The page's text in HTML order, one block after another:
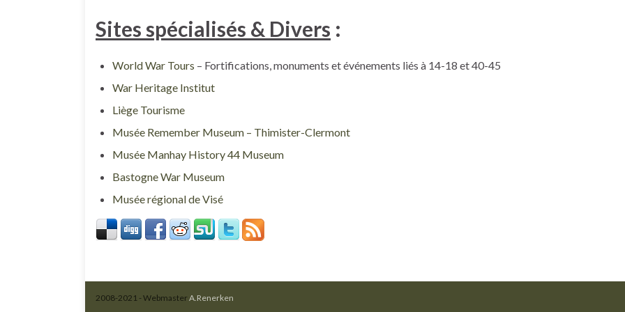
Sites spécialisés & Divers :
World War Tours – Fortifications, monuments et événements liés à 14-18 et 40-45
War Heritage Institut
Liège Tourisme
Musée Remember Museum – Thimister-Clermont
Musée Manhay History 44 Museum
Bastogne War Museum
Musée régional de Visé
2008-2021 - Webmaster A.Renerken